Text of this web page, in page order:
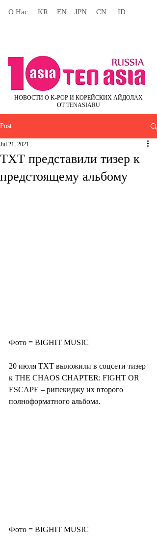
О Нас KR EN JPN CN ID
НОВОСТИ О K-POP И КОРЕЙСКИХ АЙДОЛАХ
ОТ TENASIARU
Post
TXT представили тизер к
предстоящему альбому
Jul 21, 2021
Фото = BIGHIT MUSIC
20 июля TXT выложили в соцсети тизер
к THE CHAOS CHAPTER: FIGHT OR
ESCAPE – рипекиджу их второго
полноформатного альбома.
Фото = BIGHIT MUSIC